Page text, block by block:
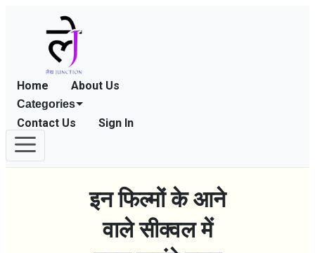
Home About Us
Categories
Contact Us Sign In
इन फिल्मों के आने
वाले सीक्वल में